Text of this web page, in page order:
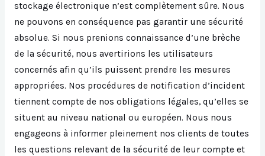
stockage électronique n’est complètement sûre. Nous
ne pouvons en conséquence pas garantir une sécurité
absolue. Si nous prenions connaissance d’une brèche
de la sécurité, nous avertirions les utilisateurs
concernés afin qu’ils puissent prendre les mesures
appropriées. Nos procédures de notification d’incident
tiennent compte de nos obligations légales, qu’elles se
situent au niveau national ou européen. Nous nous
engageons à informer pleinement nos clients de toutes
les questions relevant de la sécurité de leur compte et